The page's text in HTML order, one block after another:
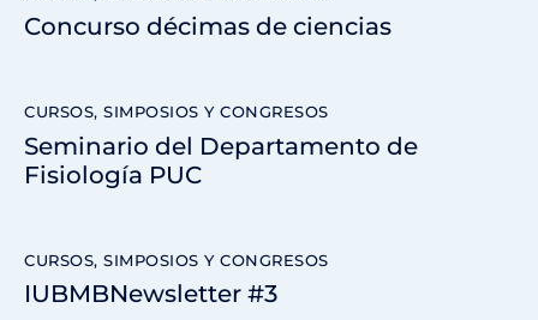
Concurso décimas de ciencias
CURSOS, SIMPOSIOS Y CONGRESOS
Seminario del Departamento de
Fisiología PUC
CURSOS, SIMPOSIOS Y CONGRESOS
IUBMBNewsletter #3